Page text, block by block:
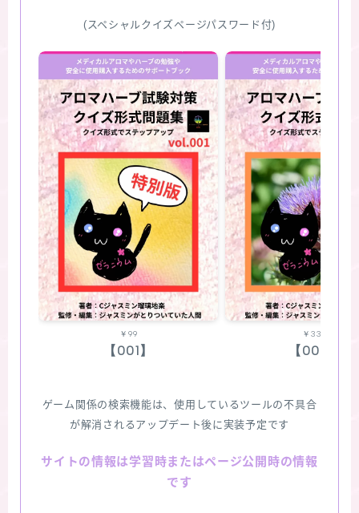
(スペシャルクイズページパスワード付)
￥99
【001】
￥330
【002】
ゲーム関係の検索機能は、使用しているツールの不具合
が解消されるアップデート後に実装予定です
サイトの情報は学習時またはページ公開時の情報
です